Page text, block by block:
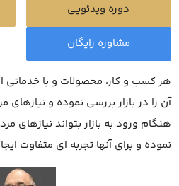
هر کسب و کار، محصولات و یا خدماتی
آن را در بازار بررسی نموده و نیازهای
هنگام ورود به بازار بتواند نیازهای
نموده و برای آنها تجربه ای متفاوت
دوره ویدئویی
مشاوره رایگان